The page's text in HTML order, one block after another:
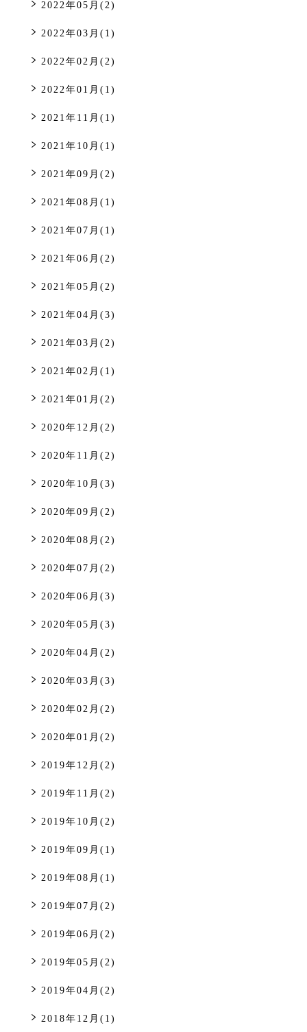
2022年05月(2)
2022年03月(1)
2022年02月(2)
2022年01月(1)
2021年11月(1)
2021年10月(1)
2021年09月(2)
2021年08月(1)
2021年07月(1)
2021年06月(2)
2021年05月(2)
2021年04月(3)
2021年03月(2)
2021年02月(1)
2021年01月(2)
2020年12月(2)
2020年11月(2)
2020年10月(3)
2020年09月(2)
2020年08月(2)
2020年07月(2)
2020年06月(3)
2020年05月(3)
2020年04月(2)
2020年03月(3)
2020年02月(2)
2020年01月(2)
2019年12月(2)
2019年11月(2)
2019年10月(2)
2019年09月(1)
2019年08月(1)
2019年07月(2)
2019年06月(2)
2019年05月(2)
2019年04月(2)
2018年12月(1)